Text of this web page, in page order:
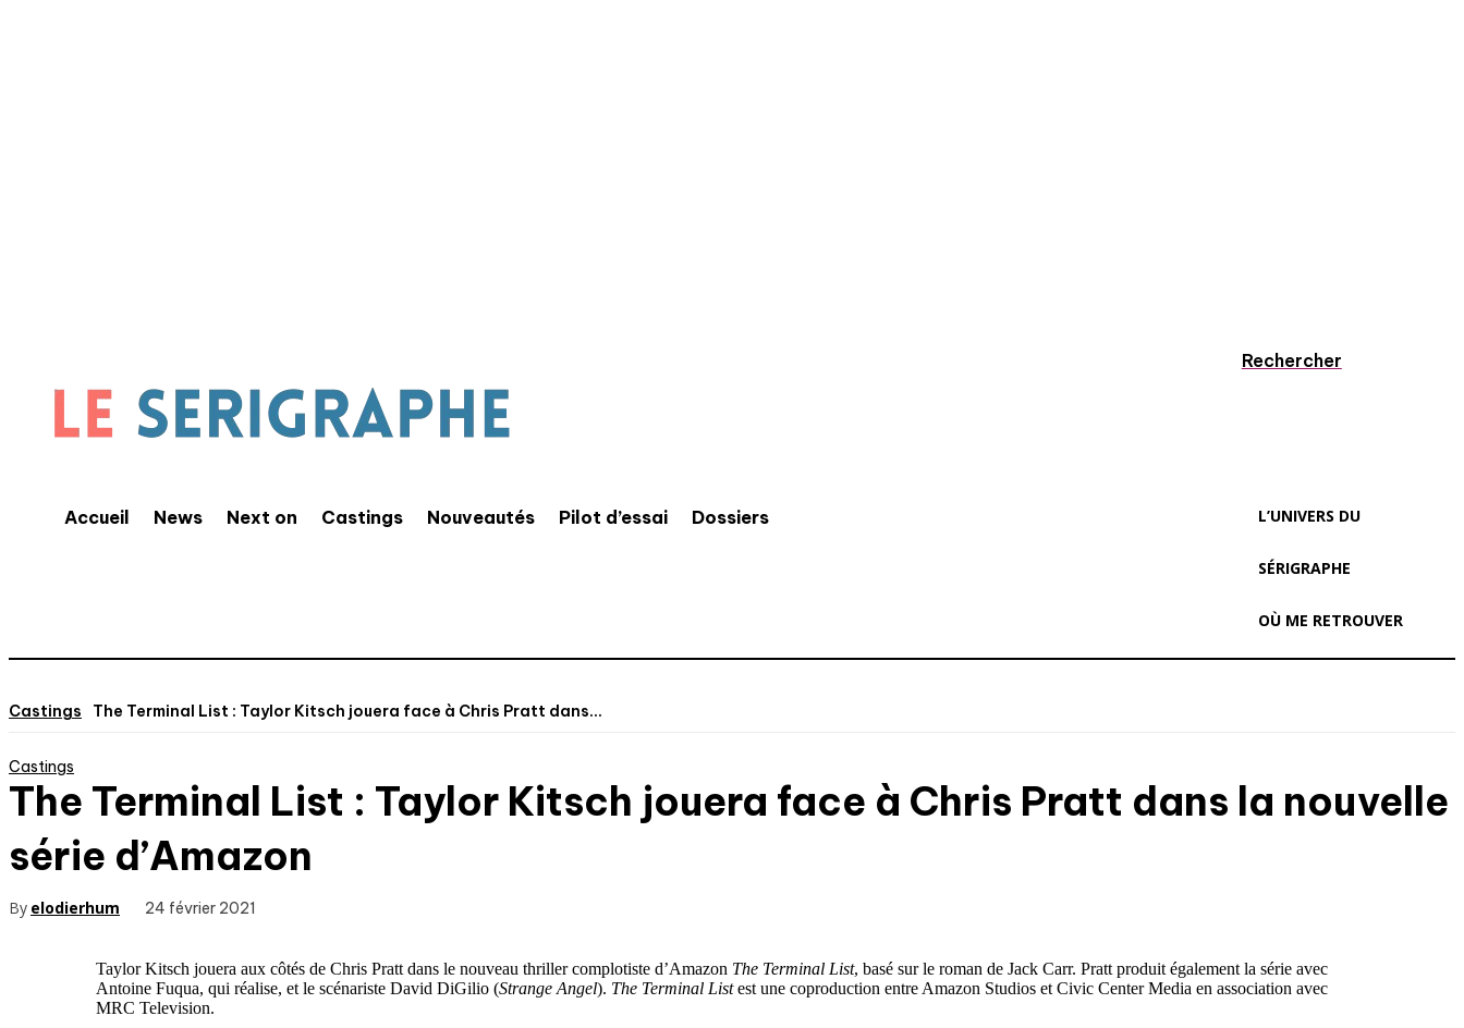
Accueil News Next on Castings Nouveautés Pilot d’essai Dossiers
Rechercher
L’UNIVERS DU
SÉRIGRAPHE
OÙ ME RETROUVER
Castings The Terminal List : Taylor Kitsch jouera face à Chris Pratt dans...
Castings
The Terminal List : Taylor Kitsch jouera face à Chris Pratt dans la nouvelle
série d’Amazon
By elodierhum 24 février 2021
Taylor Kitsch jouera aux côtés de Chris Pratt dans le nouveau thriller complotiste d’Amazon The Terminal List, basé sur le roman de Jack Carr. Pratt produit également la série avec
Antoine Fuqua, qui réalise, et le scénariste David DiGilio (Strange Angel). The Terminal Listest une coproduction entre Amazon Studios et Civic Center Media en association avec
MRC Television.